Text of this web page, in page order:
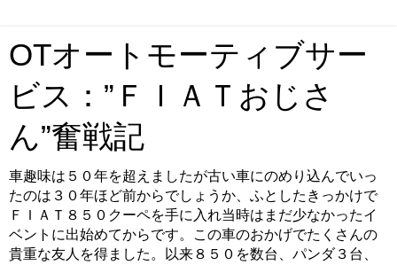
OTオートモーティブサー
ビス：”ＦＩＡＴおじさ
ん”奮戦記
車趣味は５０年を超えましたが古い車にのめり込んでいっ
たのは３０年ほど前からでしょうか、ふとしたきっかけで
ＦＩＡＴ８５０クーペを手に入れ当時はまだ少なかったイ
ベントに出始めてからです。この車のおかげでたくさんの
貴重な友人を得ました。以来８５０を数台、パンダ３台、